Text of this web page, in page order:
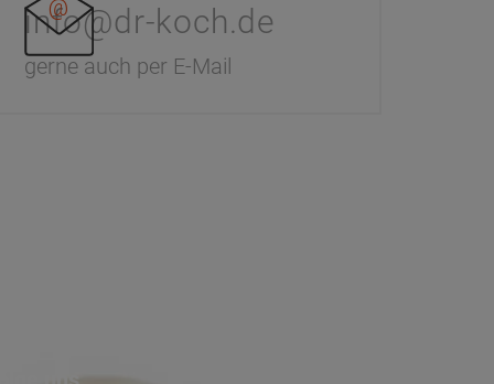
info@dr-koch.de
gerne auch per E-Mail